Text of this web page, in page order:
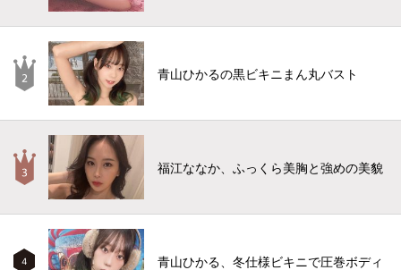
青山ひかるの黒ビキニまん丸バスト
福江ななか、ふっくら美胸と強めの美貌
4 青山ひかる、冬仕様ビキニで圧巻ボディ